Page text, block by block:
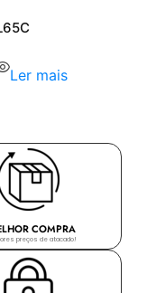
Ler mais
COMPRA
preços de atacado!